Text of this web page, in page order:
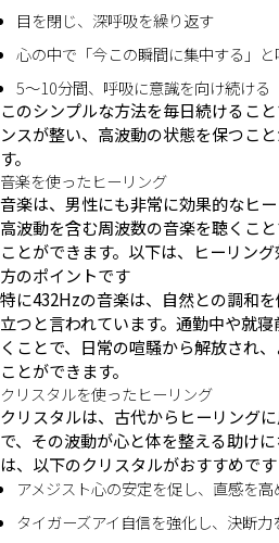
目を閉じ、深呼吸を繰り返す
心の中で「今この瞬間に集中する」と
5〜10分間、呼吸に意識を向け続ける
このシンプルな方法を毎日続けるこ
ンスが整い、高波動の状態を保つこ
す。
音楽を使ったヒーリング
音楽は、男性にも非常に効果的なヒ
高波動を含む周波数の音楽を聴くこ
ことができます。以下は、ヒーリン
方のポイントです
特に432Hzの音楽は、自然との調和
立つと言われています。通勤中や就
くことで、日常の喧騒から解放され
ことができます。
クリスタルを使ったヒーリング
クリスタルは、古代からヒーリング
で、その波動が心と体を整える助け
は、以下のクリスタルがおすすめです
アメジスト心の安定を促し、直感を高
タイガーズアイ自信を強化し、決断力